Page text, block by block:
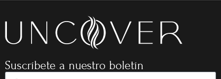
Suscríbete a nuestro boletín